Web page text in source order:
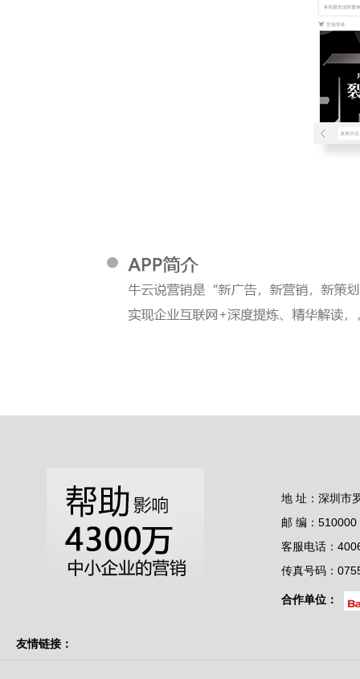
地 址：深圳市
邮 编：510000
客服电话：
传真号码：
合作单位：
友情链接：